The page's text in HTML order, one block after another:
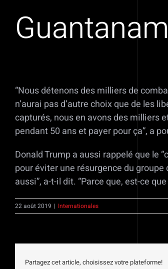
“Nous détenons des milliers de
n’aurai pas d’autre choix que de les
capturés, nous en avons des milliers
pendant 50 ans et payer pour ça”, a
Donald Trump a aussi rappelé que le
pour éviter une résurgence du groupe
aussi”, a-t-il dit. “Parce que, est-ce
22 août 2019 | Internationales
Partagez cet article, choisissez votre plateforme!